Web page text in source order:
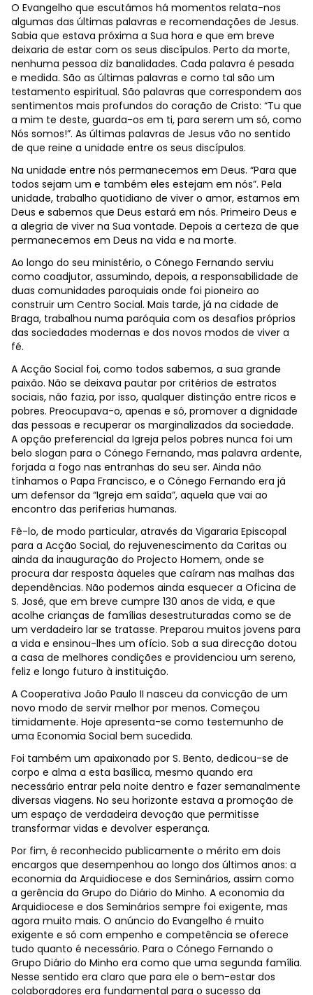
O Evangelho que escutámos há momentos relata-nos
algumas das últimas palavras e recomendações de Jesus.
Sabia que estava próxima a Sua hora e que em breve
deixaria de estar com os seus discípulos. Perto da morte,
nenhuma pessoa diz banalidades. Cada palavra é pesada
e medida. São as últimas palavras e como tal são um
testamento espiritual. São palavras que correspondem aos
sentimentos mais profundos do coração de Cristo: “Tu que
a mim te deste, guarda-os em ti, para serem um só, como
Nós somos!”. As últimas palavras de Jesus vão no sentido
de que reine a unidade entre os seus discípulos.
Na unidade entre nós permanecemos em Deus. “Para que
todos sejam um e também eles estejam em nós”. Pela
unidade, trabalho quotidiano de viver o amor, estamos em
Deus e sabemos que Deus estará em nós. Primeiro Deus e
a alegria de viver na Sua vontade. Depois a certeza de que
permanecemos em Deus na vida e na morte.
Ao longo do seu ministério, o Cónego Fernando serviu
como coadjutor, assumindo, depois, a responsabilidade de
duas comunidades paroquiais onde foi pioneiro ao
construir um Centro Social. Mais tarde, já na cidade de
Braga, trabalhou numa paróquia com os desafios próprios
das sociedades modernas e dos novos modos de viver a
fé.
A Acção Social foi, como todos sabemos, a sua grande
paixão. Não se deixava pautar por critérios de estratos
sociais, não fazia, por isso, qualquer distinção entre ricos e
pobres. Preocupava-o, apenas e só, promover a dignidade
das pessoas e recuperar os marginalizados da sociedade.
A opção preferencial da Igreja pelos pobres nunca foi um
belo slogan para o Cónego Fernando, mas palavra ardente,
forjada a fogo nas entranhas do seu ser. Ainda não
tínhamos o Papa Francisco, e o Cónego Fernando era já
um defensor da “Igreja em saída”, aquela que vai ao
encontro das periferias humanas.
Fê-lo, de modo particular, através da Vigararia Episcopal
para a Acção Social, do rejuvenescimento da Caritas ou
ainda da inauguração do Projecto Homem, onde se
procura dar resposta àqueles que caíram nas malhas das
dependências. Não podemos ainda esquecer a Oficina de
S. José, que em breve cumpre 130 anos de vida, e que
acolhe crianças de famílias desestruturadas como se de
um verdadeiro lar se tratasse. Preparou muitos jovens para
a vida e ensinou-lhes um ofício. Sob a sua direcção dotou
a casa de melhores condições e providenciou um sereno,
feliz e longo futuro à instituição.
A Cooperativa João Paulo II nasceu da convicção de um
novo modo de servir melhor por menos. Começou
timidamente. Hoje apresenta-se como testemunho de
uma Economia Social bem sucedida.
Foi também um apaixonado por S. Bento, dedicou-se de
corpo e alma a esta basílica, mesmo quando era
necessário entrar pela noite dentro e fazer semanalmente
diversas viagens. No seu horizonte estava a promoção de
um espaço de verdadeira devoção que permitisse
transformar vidas e devolver esperança.
Por fim, é reconhecido publicamente o mérito em dois
encargos que desempenhou ao longo dos últimos anos: a
economia da Arquidiocese e dos Seminários, assim como
a gerência da Grupo do Diário do Minho. A economia da
Arquidiocese e dos Seminários sempre foi exigente, mas
agora muito mais. O anúncio do Evangelho é muito
exigente e só com empenho e competência se oferece
tudo quanto é necessário. Para o Cónego Fernando o
Grupo Diário do Minho era como que uma segunda família.
Nesse sentido era claro que para ele o bem-estar dos
colaboradores era fundamental para o sucesso da